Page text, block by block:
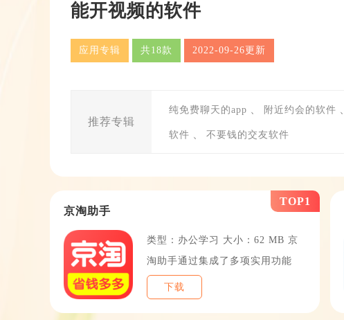
能开视频的软件
应用专辑 共18款 2022-09-26更新
推荐专辑
纯免费聊天的app 附近约会的软件
软件 不要钱的交友软件
京淘助手
类型：办公学习 大小：62 MB 京
淘助手通过集成了多项实用功能
下载
TOP1